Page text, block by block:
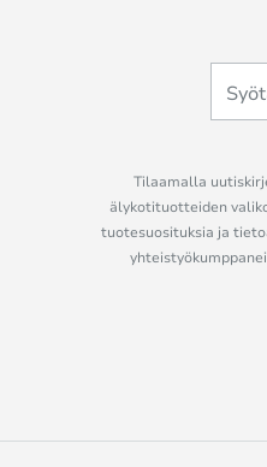
Tilaamalla
älykotituotteiden
tuotesuosituksia ja